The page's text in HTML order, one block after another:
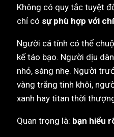
Không có quy tắc tuyệt
chỉ có sự phù hợp với
Người cá tính có thể
kế táo bạo. Người dịu
nhỏ, sáng nhẹ. Người
vàng trắng tinh khôi,
xanh hay titan thời
Quan trọng là: bạn hiểu